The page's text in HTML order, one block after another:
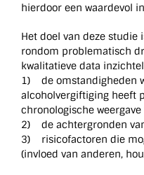
hierdoor een waardevol
Het doel van deze studie
rondom problematisch
kwalitatieve data
1) de omstandigheden
alcoholvergiftiging heeft
chronologische
2) de achtergronden
3) risicofactoren die
(invloed van anderen,